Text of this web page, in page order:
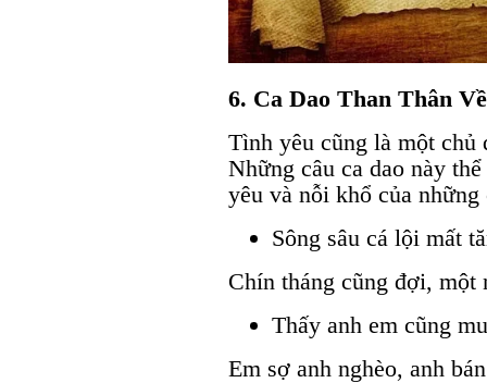
6. Ca Dao Than Thân
Tình yêu cũng là một chủ
Những câu ca dao này
yêu và nỗi khổ của
Sông sâu cá lội mất
Chín tháng cũng đợi, một
Thấy anh em cũng
Em sợ anh nghèo, anh